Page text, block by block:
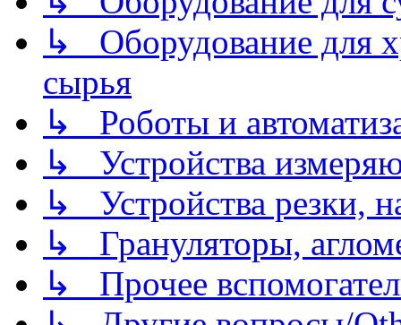
↳ Оборудование для
сырья
↳ Роботы и
↳ Устройства
↳ Устройства резки,
↳ Грануляторы,
↳ Прочее